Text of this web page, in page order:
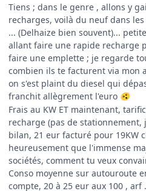
Tiens ; dans le genre , allons y
recharges, voilà du neuf dans
... (Delhaize bien souvent)...
allant faire une rapide recharge
faire une emplette ; je regarde
combien ils te facturent via mon
on s'est plaint du diesel qui
franchit allègrement l'euro 🫨
Frais au KW ET maintenant,
recharge (pas de stationnement,
bilan, 21 eur facturé pour 19KW
heureusement que l'immense
sociétés, comment tu veux
Conso moyenne sur autouroute
compte, 20 à 25 eur aux 100 , arf